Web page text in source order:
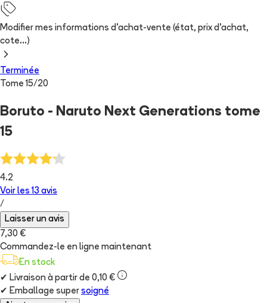
Modifier mes informations d'achat-vente (état, prix d'achat,
cote...)
Terminée
Tome 15/20
Boruto - Naruto Next Generations tome
15
4.2
Voir les 13 avis
/
Laisser un avis
7,30 €
Commandez-le en ligne maintenant
En stock
✔ Livraison à partir de 0,10 €
✔ Emballage super soigné